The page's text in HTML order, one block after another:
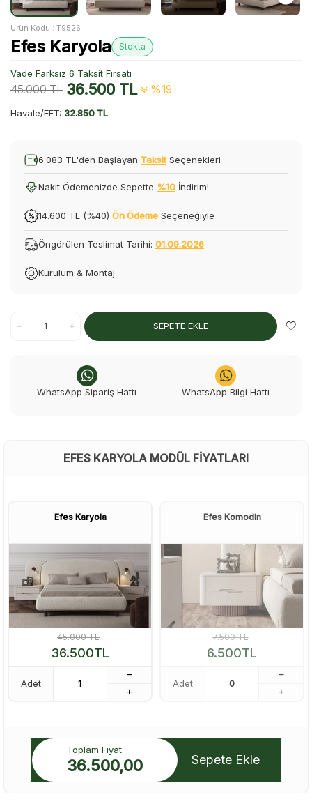
Ürün Kodu : T9526
Efes Karyola Stokta
Vade Farksız 6 Taksit Fırsatı
45.000TL 36.500TL %19
Havale/EFT: 32.850 TL
6.083 TL'den Başlayan Taksit Seçenekleri
Nakit Ödemenizde Sepette %10 İndirim!
14.600 TL (%40) Ön Ödeme Seçeneğiyle
Öngörülen Teslimat Tarihi: 01.09.2026
Kurulum & Montaj
SEPETE EKLE
WhatsApp Sipariş Hattı WhatsApp Bilgi Hattı
EFES KARYOLA MODÜL FIYATLARI
Efes Karyola
45.000TL
36.500TL
Adet
Efes Komodin
7.500TL
6.500TL
Adet
Toplam Fiyat
36.500,00 Sepete Ekle